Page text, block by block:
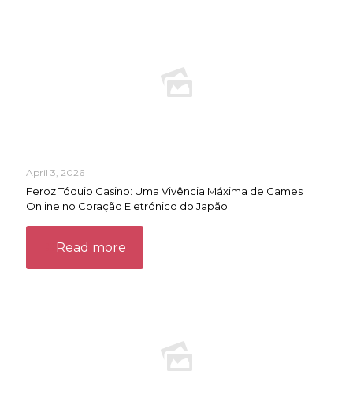
April 3, 2026
Feroz Tóquio Casino: Uma Vivência Máxima de Games
Online no Coração Eletrónico do Japão
Read more